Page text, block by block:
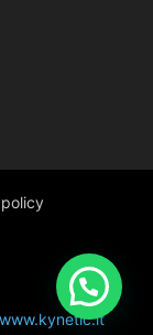
www.kynetic.it